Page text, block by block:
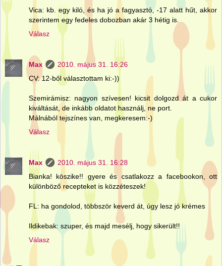
Vica: kb. egy kiló, és ha jó a fagyasztó, -17 alatt hűt, akkor
szerintem egy fedeles dobozban akár 3 hétig is.
Válasz
Max
2010. május 31. 16:26
CV: 12-ből választottam ki:-))
Szemirámisz: nagyon szívesen! kicsit dolgozd át a cukor
kiváltását, de inkább oldatot használj, ne port.
Málnából tejszínes van, megkeresem:-)
Válasz
Max
2010. május 31. 16:28
Bianka! köszike!! gyere és csatlakozz a facebookon, ott
különböző recepteket is közzéteszek!
FL: ha gondolod, többször keverd át, úgy lesz jó krémes
Ildikebak: szuper, és majd mesélj, hogy sikerült!!
Válasz